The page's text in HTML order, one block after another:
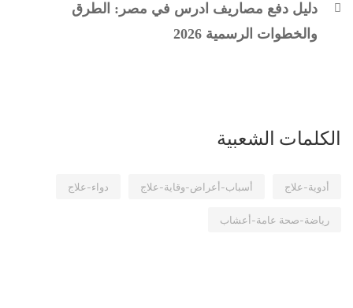
دليل دفع مصاريف ادرس في مصر: الطرق
والخطوات الرسمية 2026
الكلمات الشعبية
أدوية-علاج أسباب-أعراض-وقاية-علاج
دواء-علاج
رياضة-صحة عامة-أعشاب